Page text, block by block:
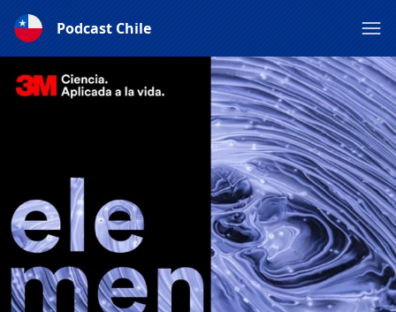
Podcast Chile